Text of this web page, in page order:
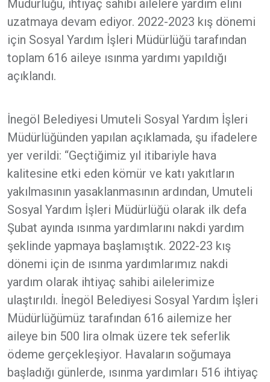
Müdürlüğü, ihtiyaç sahibi ailelere yardım elini
uzatmaya devam ediyor. 2022-2023 kış dönemi
için Sosyal Yardım İşleri Müdürlüğü tarafından
toplam 616 aileye ısınma yardımı yapıldığı
açıklandı.
İnegöl Belediyesi Umuteli Sosyal Yardım İşleri
Müdürlüğünden yapılan açıklamada, şu ifadelere
yer verildi: “Geçtiğimiz yıl itibariyle hava
kalitesine etki eden kömür ve katı yakıtların
yakılmasının yasaklanmasının ardından, Umuteli
Sosyal Yardım İşleri Müdürlüğü olarak ilk defa
Şubat ayında ısınma yardımlarını nakdi yardım
şeklinde yapmaya başlamıştık. 2022-23 kış
dönemi için de ısınma yardımlarımız nakdi
yardım olarak ihtiyaç sahibi ailelerimize
ulaştırıldı. İnegöl Belediyesi Sosyal Yardım İşleri
Müdürlüğümüz tarafından 616 ailemize her
aileye bin 500 lira olmak üzere tek seferlik
ödeme gerçekleşiyor. Havaların soğumaya
başladığı günlerde, ısınma yardımları 516 ihtiyaç